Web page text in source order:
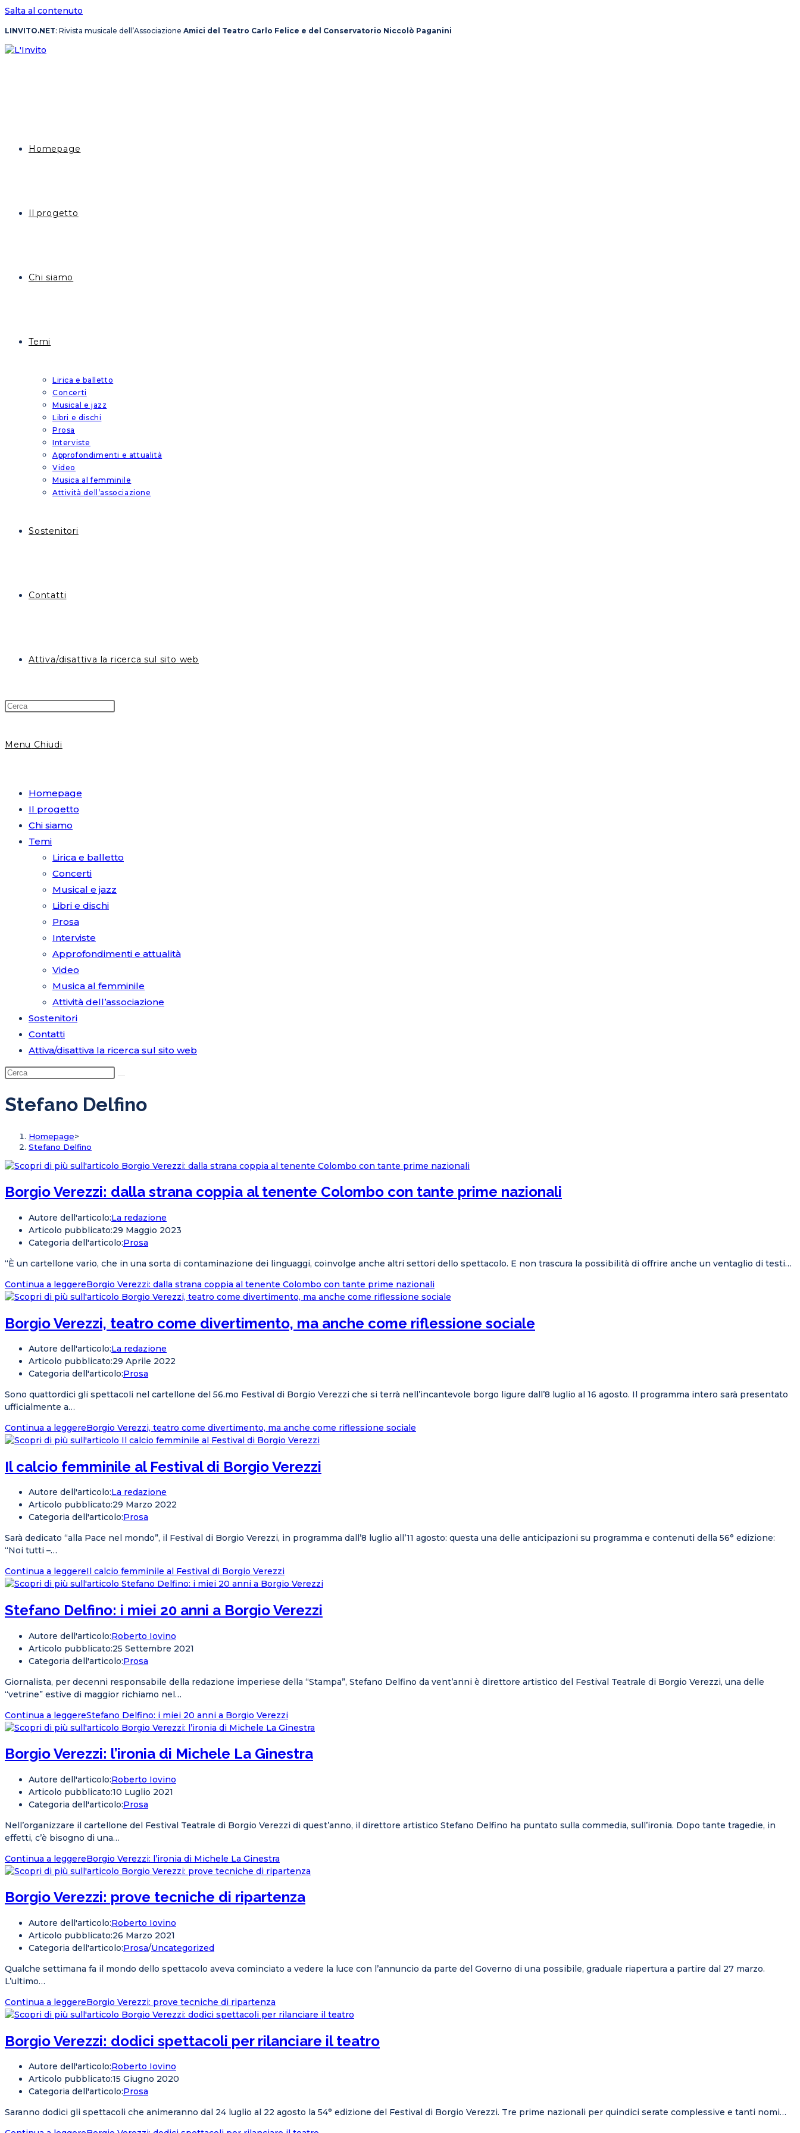
Salta al contenuto
LINVITO.NET: Rivista musicale dell’Associazione Amici del Teatro Carlo Felice e del Conservatorio Niccolò Paganini
Homepage
Il progetto
Chi siamo
Temi
Lirica e balletto
Concerti
Musical e jazz
Libri e dischi
Prosa
Interviste
Approfondimenti e attualità
Video
Musica al femminile
Attività dell’associazione
Sostenitori
Contatti
Attiva/disattiva la ricerca sul sito web
Menu Chiudi
Homepage
Il progetto
Chi siamo
Temi
Lirica e balletto
Concerti
Musical e jazz
Libri e dischi
Prosa
Interviste
Approfondimenti e attualità
Video
Musica al femminile
Attività dell’associazione
Sostenitori
Contatti
Attiva/disattiva la ricerca sul sito web
Stefano Delfino
Homepage>
Stefano Delfino
Borgio Verezzi: dalla strana coppia al tenente Colombo con tante prime nazionali
Autore dell'articolo:La redazione
Articolo pubblicato:29 Maggio 2023
Categoria dell'articolo:Prosa
“È un cartellone vario, che in una sorta di contaminazione dei linguaggi, coinvolge anche altri settori dello spettacolo. E non trascura la possibilità di offrire anche un ventaglio di testi…
Continua a leggereBorgio Verezzi: dalla strana coppia al tenente Colombo con tante prime nazionali
Borgio Verezzi, teatro come divertimento, ma anche come riflessione sociale
Autore dell'articolo:La redazione
Articolo pubblicato:29 Aprile 2022
Categoria dell'articolo:Prosa
Sono quattordici gli spettacoli nel cartellone del 56.mo Festival di Borgio Verezzi che si terrà nell’incantevole borgo ligure dall’8 luglio al 16 agosto. Il programma intero sarà presentato
ufficialmente a…
Continua a leggereBorgio Verezzi, teatro come divertimento, ma anche come riflessione sociale
Il calcio femminile al Festival di Borgio Verezzi
Autore dell'articolo:La redazione
Articolo pubblicato:29 Marzo 2022
Categoria dell'articolo:Prosa
Sarà dedicato “alla Pace nel mondo”, il Festival di Borgio Verezzi, in programma dall’8 luglio all’11 agosto: questa una delle anticipazioni su programma e contenuti della 56° edizione:
“Noi tutti –…
Continua a leggereIl calcio femminile al Festival di Borgio Verezzi
Stefano Delfino: i miei 20 anni a Borgio Verezzi
Autore dell'articolo:Roberto Iovino
Articolo pubblicato:25 Settembre 2021
Categoria dell'articolo:Prosa
Giornalista, per decenni responsabile della redazione imperiese della “Stampa”, Stefano Delfino da vent’anni è direttore artistico del Festival Teatrale di Borgio Verezzi, una delle
“vetrine” estive di maggior richiamo nel…
Continua a leggereStefano Delfino: i miei 20 anni a Borgio Verezzi
Borgio Verezzi: l’ironia di Michele La Ginestra
Autore dell'articolo:Roberto Iovino
Articolo pubblicato:10 Luglio 2021
Categoria dell'articolo:Prosa
Nell’organizzare il cartellone del Festival Teatrale di Borgio Verezzi di quest’anno, il direttore artistico Stefano Delfino ha puntato sulla commedia, sull’ironia. Dopo tante tragedie, in
effetti, c’è bisogno di una…
Continua a leggereBorgio Verezzi: l’ironia di Michele La Ginestra
Borgio Verezzi: prove tecniche di ripartenza
Autore dell'articolo:Roberto Iovino
Articolo pubblicato:26 Marzo 2021
Categoria dell'articolo:Prosa/Uncategorized
Qualche settimana fa il mondo dello spettacolo aveva cominciato a vedere la luce con l’annuncio da parte del Governo di una possibile, graduale riapertura a partire dal 27 marzo.
L’ultimo…
Continua a leggereBorgio Verezzi: prove tecniche di ripartenza
Borgio Verezzi: dodici spettacoli per rilanciare il teatro
Autore dell'articolo:Roberto Iovino
Articolo pubblicato:15 Giugno 2020
Categoria dell'articolo:Prosa
Saranno dodici gli spettacoli che animeranno dal 24 luglio al 22 agosto la 54° edizione del Festival di Borgio Verezzi. Tre prime nazionali per quindici serate complessive e tanti nomi…